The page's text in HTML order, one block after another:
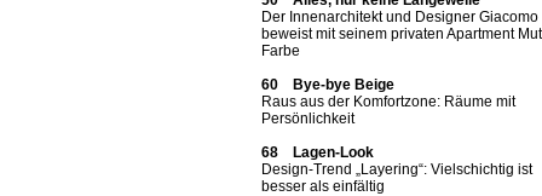
Der Innenarchitekt und Designer Giacomo
beweist mit seinem privaten Apartment
Farbe
60 Bye-bye Beige
Raus aus der Komfortzone: Räume mit
Persönlichkeit
68 Lagen-Look
Design-Trend „Layering“: Vielschichtig ist
besser als einfältig